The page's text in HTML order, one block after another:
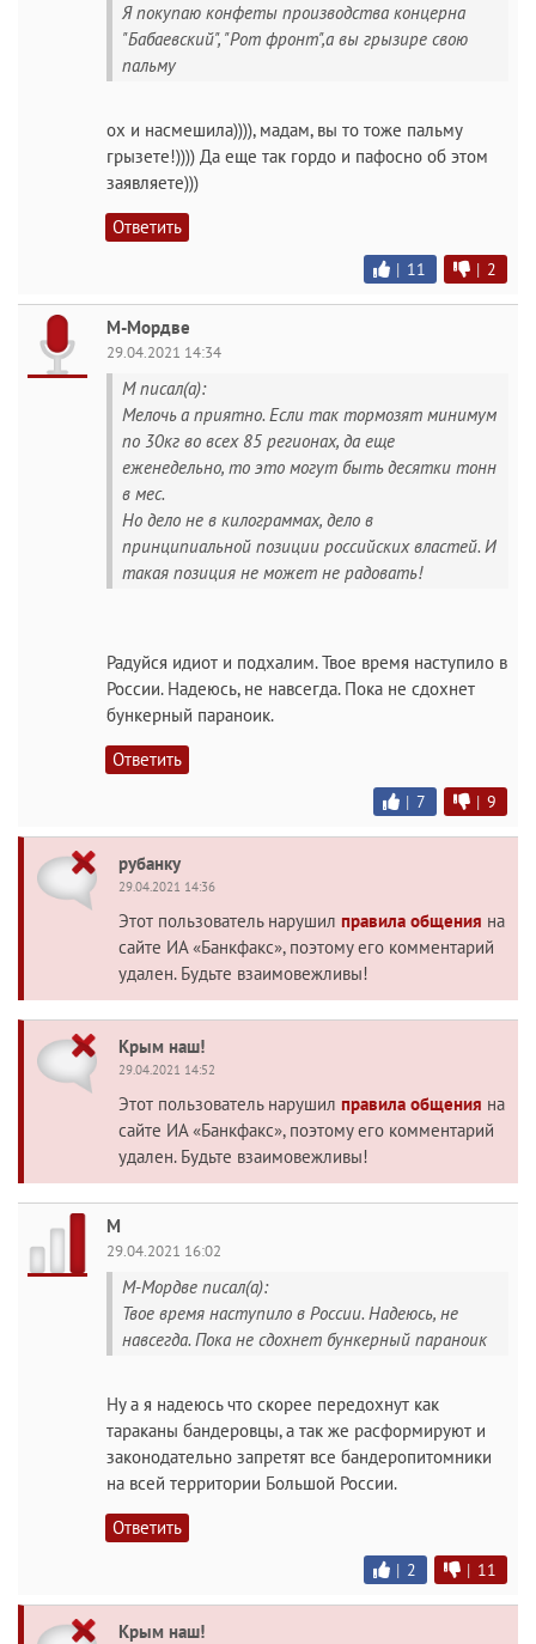
Я покупаю конфеты производства концерна
"Бабаевский", "Рот фронт",а вы грызире свою
пальму
ох и насмешила)))), мадам, вы то тоже пальму
грызете!)))) Да еще так гордо и пафосно об этом
заявляете)))
Ответить
| 11 | 2
М-Мордве
29.04.2021 14:34
M писал(а):
Мелочь а приятно. Если так тормозят минимум
по 30кг во всех 85 регионах, да еще
еженедельно, то это могут быть десятки тонн
в мес.
Но дело не в килограммах, дело в
принципиальной позиции российских властей. И
такая позиция не может не радовать!
Радуйся идиот и подхалим. Твое время наступило в
России. Надеюсь, не навсегда. Пока не сдохнет
бункерный параноик.
Ответить
| 7 | 9
рубанку
29.04.2021 14:36
Этот пользователь нарушил правила общения на
сайте ИА «Банкфакс», поэтому его комментарий
удален. Будьте взаимовежливы!
Крым наш!
29.04.2021 14:52
Этот пользователь нарушил правила общения на
сайте ИА «Банкфакс», поэтому его комментарий
удален. Будьте взаимовежливы!
M
29.04.2021 16:02
М-Мордве писал(а):
Твое время наступило в России. Надеюсь, не
навсегда. Пока не сдохнет бункерный параноик
Ну а я надеюсь что скорее передохнут как
тараканы бандеровцы, а так же расформируют и
законодательно запретят все бандеропитомники
на всей территории Большой России.
Ответить
| 2 | 11
Крым наш!